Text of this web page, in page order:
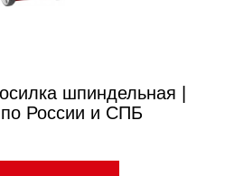
шпиндельная |
по России и СПБ